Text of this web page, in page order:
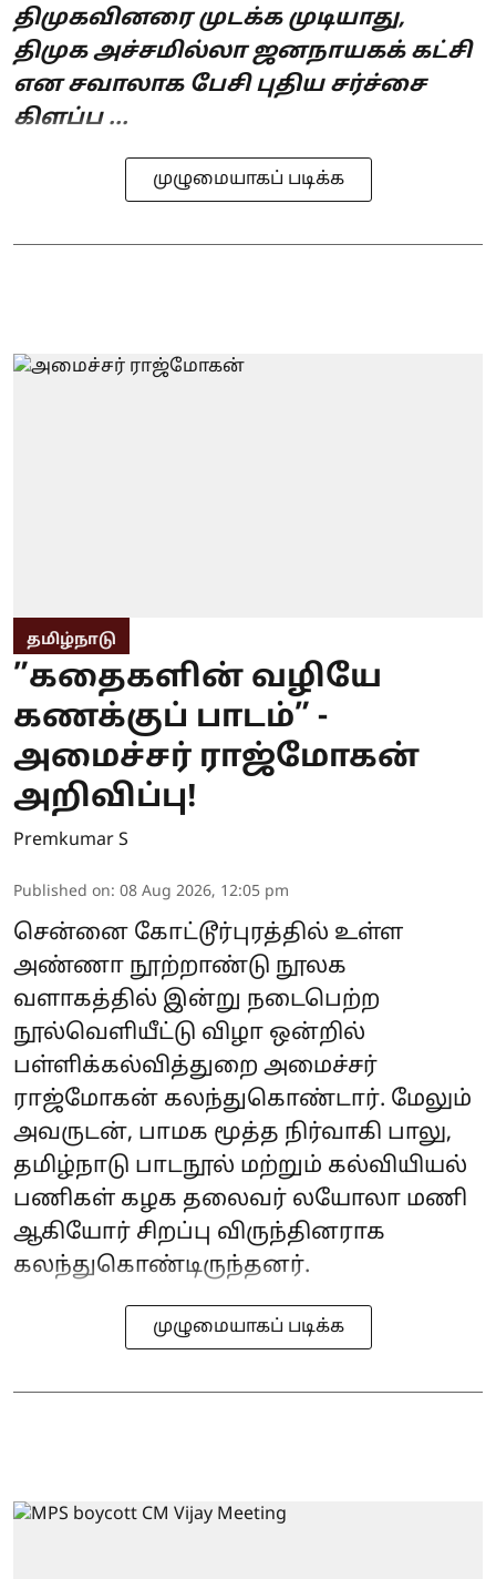
திமுகவினரை முடக்க முடியாது,
திமுக அச்சமில்லா ஜனநாயகக் கட்சி
என சவாலாக பேசி புதிய சர்ச்சை
கிளப்ப ...
முழுமையாகப் படிக்க
தமிழ்நாடு
”கதைகளின் வழியே
கணக்குப் பாடம்” -
அமைச்சர் ராஜ்மோகன்
அறிவிப்பு!
Premkumar S
Published on: 08 Aug 2026, 12:05 pm
சென்னை கோட்டூர்புரத்தில் உள்ள
அண்ணா நூற்றாண்டு நூலக
வளாகத்தில் இன்று நடைபெற்ற
நூல்வெளியீட்டு விழா ஒன்றில்
பள்ளிக்கல்வித்துறை அமைச்சர்
ராஜ்மோகன் கலந்துகொண்டார். மேலும்
அவருடன், பாமக மூத்த நிர்வாகி பாலு,
தமிழ்நாடு பாடநூல் மற்றும் கல்வியியல்
பணிகள் கழக தலைவர் லயோலா மணி
ஆகியோர் சிறப்பு விருந்தினராக
கலந்துகொண்டிருந்தனர்.
முழுமையாகப் படிக்க